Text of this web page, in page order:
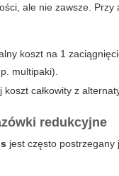
ale nie zawsze.
koszt na 1
multipaki).
całkowity z
redukcyjne
jest często postrzegany